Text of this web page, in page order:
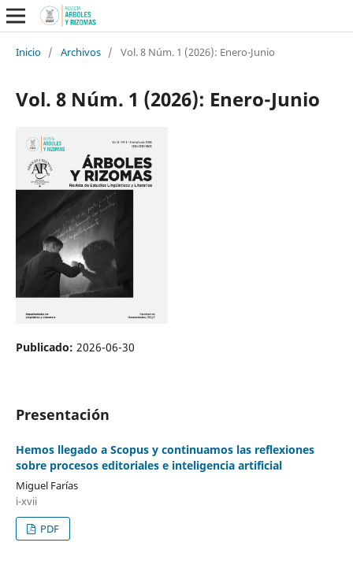
Inicio / Archivos / Vol. 8 Núm. 1 (2026): Enero-Junio
Vol. 8 Núm. 1 (2026): Enero-Junio
Publicado: 2026-06-30
Presentación
Hemos llegado a Scopus y continuamos las reflexiones
sobre procesos editoriales e inteligencia artificial
Miguel Farías
i-xvii
PDF